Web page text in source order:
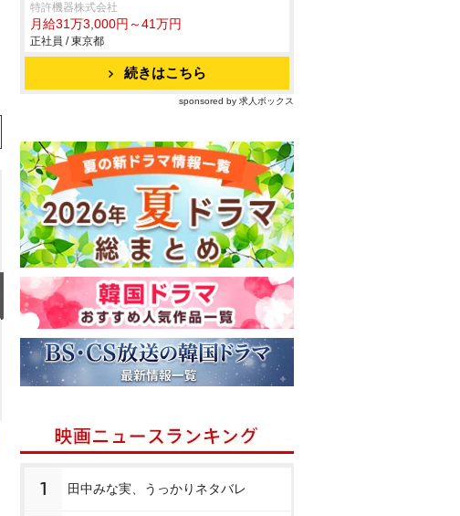
特許機器株式会社
月給31万3,000円～41万円
正社員 / 東京都
続きはこちら
sponsored by 求人ボックス
1 田中みな実、うっかりネタバレ